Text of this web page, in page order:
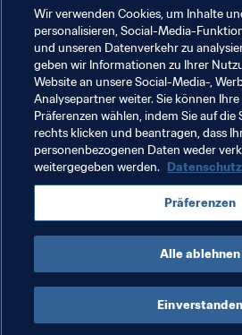
Menschenrechte und
Antidiskriminierung
Gesundheit und Medizin
Bildungsinitiativen
NUTZUNGSBEDINGUNGEN
FIFA-DATENSCHUTZPORTAL
DOWNLOADS
COOKIE-EINSTELLUNGEN
Urheberrechte © 1994–2025 FIFA. Alle Rechte
Cookie Settings
Wir verwenden Cookies, um Inhalte
personalisieren, Social-Media-
und unseren Datenverkehr zu
geben wir Informationen zu Ihrer
Website an unsere Social-Media-,
Analysepartner weiter. Sie können
Präferenzen wählen, indem Sie auf die
rechts klicken und beantragen, dass
personenbezogenen Daten weder
weitergegeben werden.
Präferenzen
Alle ablehnen
Einverstanden